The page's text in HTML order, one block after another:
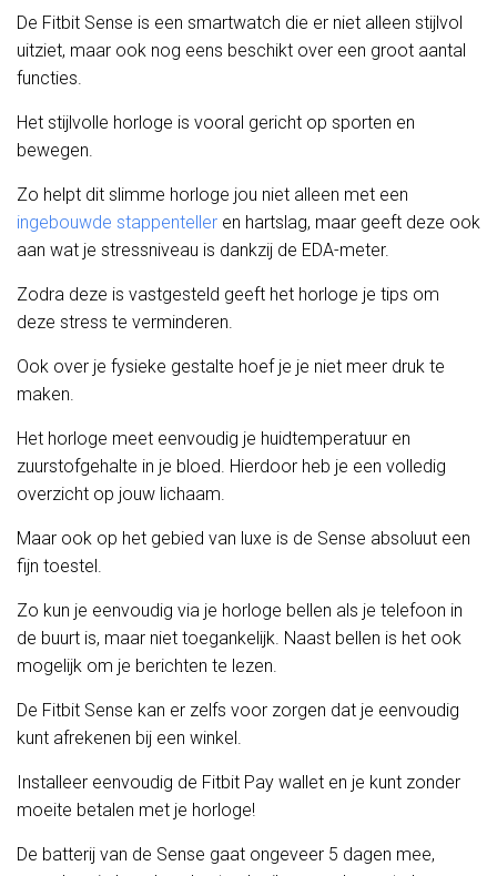
De Fitbit Sense is een smartwatch die er niet alleen stijlvol
uitziet, maar ook nog eens beschikt over een groot aantal
functies.
Het stijlvolle horloge is vooral gericht op sporten en
bewegen.
Zo helpt dit slimme horloge jou niet alleen met een
ingebouwde stappenteller en hartslag, maar geeft deze ook
aan wat je stressniveau is dankzij de EDA-meter.
Zodra deze is vastgesteld geeft het horloge je tips om
deze stress te verminderen.
Ook over je fysieke gestalte hoef je je niet meer druk te
maken.
Het horloge meet eenvoudig je huidtemperatuur en
zuurstofgehalte in je bloed. Hierdoor heb je een volledig
overzicht op jouw lichaam.
Maar ook op het gebied van luxe is de Sense absoluut een
fijn toestel.
Zo kun je eenvoudig via je horloge bellen als je telefoon in
de buurt is, maar niet toegankelijk. Naast bellen is het ook
mogelijk om je berichten te lezen.
De Fitbit Sense kan er zelfs voor zorgen dat je eenvoudig
kunt afrekenen bij een winkel.
Installeer eenvoudig de Fitbit Pay wallet en je kunt zonder
moeite betalen met je horloge!
De batterij van de Sense gaat ongeveer 5 dagen mee,